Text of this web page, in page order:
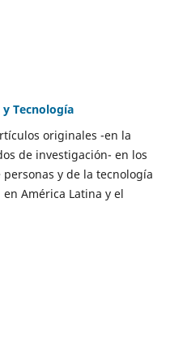
y Tecnología
originales -en la
de investigación- en los
y de la tecnología
América Latina y el